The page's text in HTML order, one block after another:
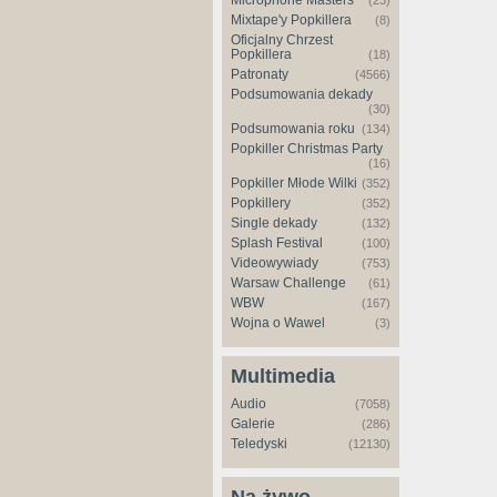
Mixtape'y Popkillera (8)
Oficjalny Chrzest
Popkillera
(18)
Patronaty (4566)
Podsumowania dekady
(30)
Podsumowania roku (134)
Popkiller Christmas Party
(16)
Popkiller Młode Wilki (352)
Popkillery (352)
Single dekady (132)
Splash Festival (100)
Videowywiady (753)
Warsaw Challenge (61)
WBW (167)
Wojna o Wawel (3)
Multimedia
Audio (7058)
Galerie (286)
Teledyski (12130)